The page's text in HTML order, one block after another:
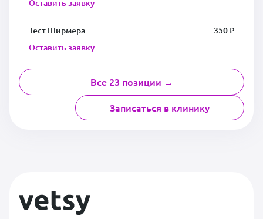
Оставить заявку
Тест Ширмера
350 ₽
Оставить заявку
Все 23 позиции →
Записаться в клинику